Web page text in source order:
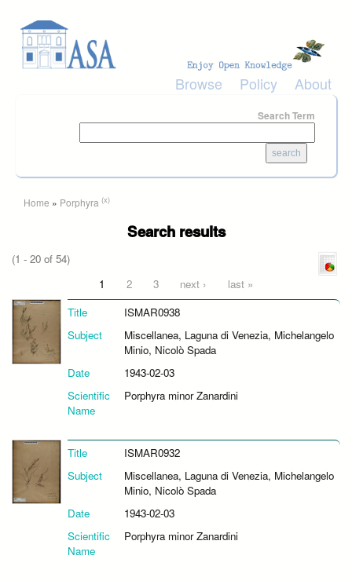
Browse Policy About
Search Term
You are here
Home » Porphyra (x)
Search results
(1 - 20 of 54)
1 2 3 next ›
last »
Title
ISMAR0938
Subject
Miscellanea, Laguna di Venezia, Michelangelo
Minio, Nicolò Spada
Date
1943-02-03
Scientific
Name
Porphyra minor Zanardini
Title
ISMAR0932
Subject
Miscellanea, Laguna di Venezia, Michelangelo
Minio, Nicolò Spada
Date
1943-02-03
Scientific
Name
Porphyra minor Zanardini